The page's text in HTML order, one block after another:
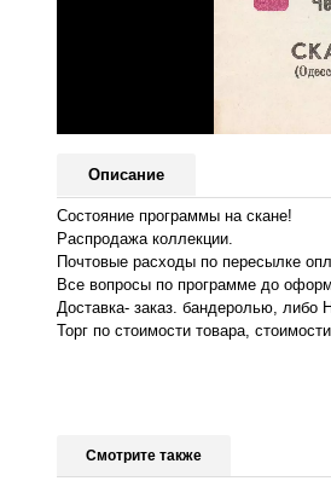
Описание
Состояние программы на скане!
Распродажа коллекции.
Почтовые расходы по пересылке
Все вопросы по программе до
Доставка- заказ. бандеролью, либо
Торг по стоимости товара,
Смотрите также